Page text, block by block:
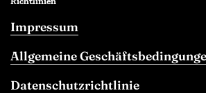
Impressum
Allgemeine
Datenschutzrichtlinie